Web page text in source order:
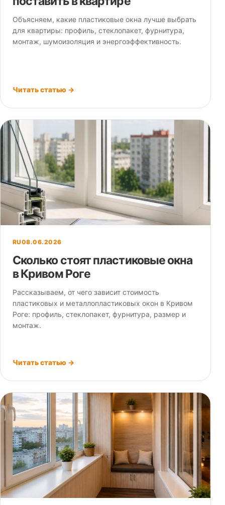
Объясняем, какие пластиковые окна лучше выбрать
для квартиры: профиль, стеклопакет, фурнитура,
монтаж, шумоизоляция и энергоэффективность.
Читать статью →
RU08.06.2026
Сколько стоят пластиковые окна
в Кривом Роге
Рассказываем, от чего зависит стоимость
пластиковых и металлопластиковых окон в Кривом
Роге: профиль, стеклопакет, фурнитура, размер и
монтаж.
Читать статью →